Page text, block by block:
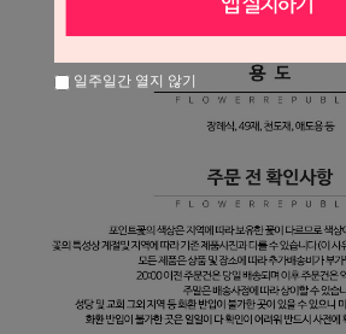
일주일간 열지 않기